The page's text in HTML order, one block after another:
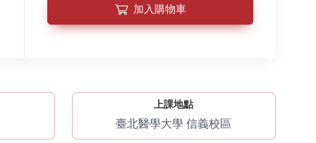
加入購物車
上課地點
臺北醫學大學 信義校區